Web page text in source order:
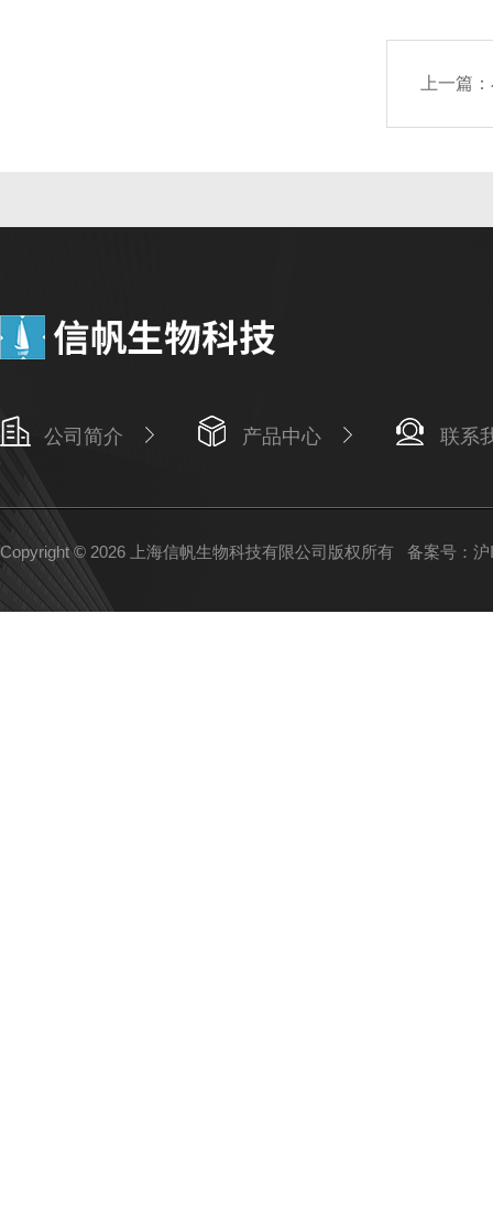
上一篇：
公司简介 产品中心 联系
Copyright © 2026 上海信帆生物科技有限公司版权所有 备案号：